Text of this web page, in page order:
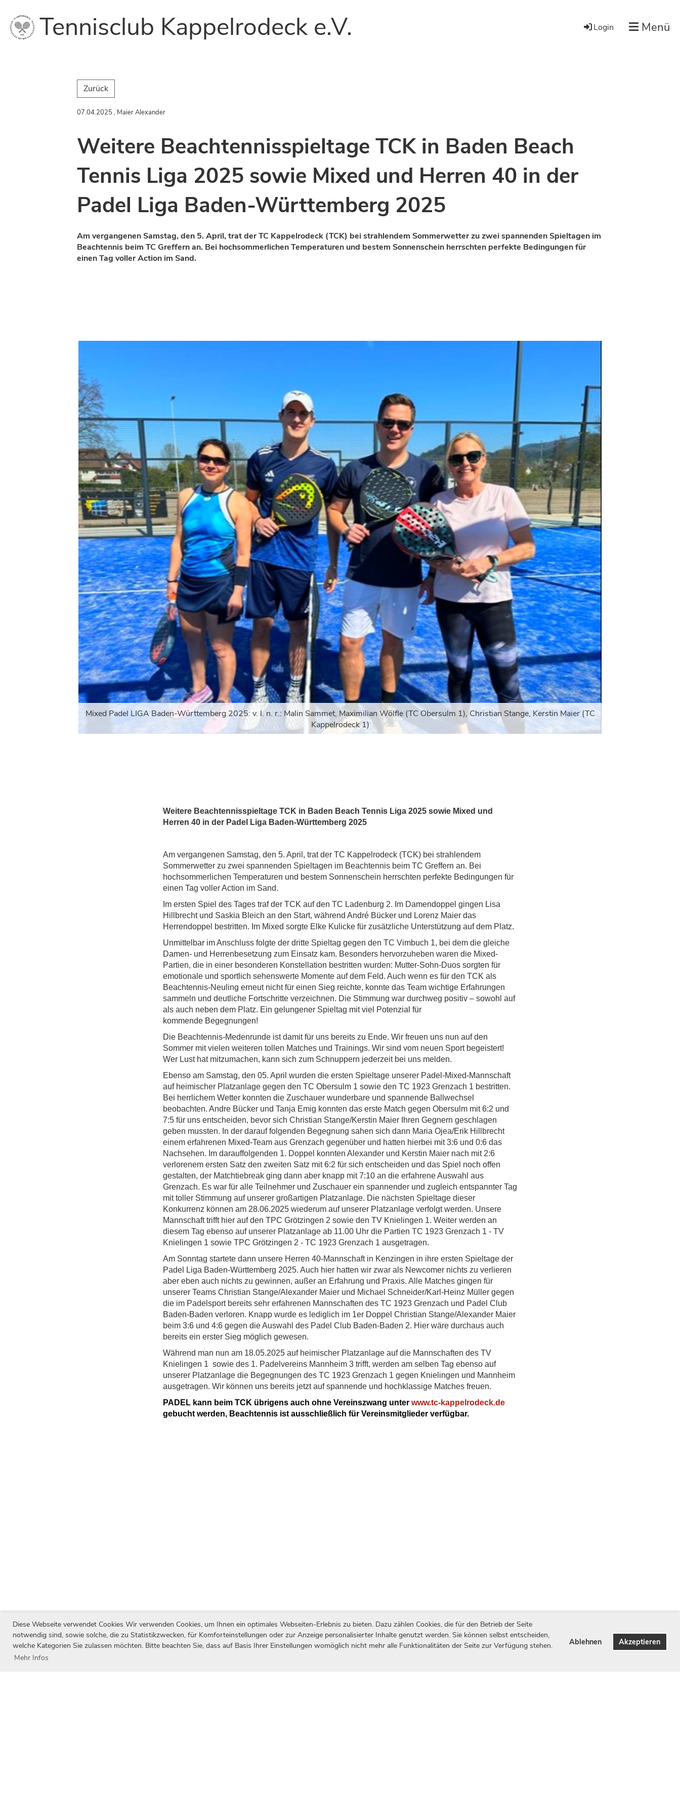
Diese Webseite verwendet Cookies Wir verwenden Cookies, um Ihnen ein optimales Webseiten-Erlebnis zu bieten. Dazu zählen Cookies, die für den Betrieb der Seite
notwendig sind, sowie solche, die zu Statistikzwecken, für Komforteinstellungen oder zur Anzeige personalisierter Inhalte genutzt werden. Sie können selbst entscheiden,
welche Kategorien Sie zulassen möchten. Bitte beachten Sie, dass auf Basis Ihrer Einstellungen womöglich nicht mehr alle Funktionalitäten der Seite zur Verfügung stehen.
Mehr Infos
Ablehnen Akzeptieren
Tennisclub Kappelrodeck e.V. Login Menü
Zurück
07.04.2025 , Maier Alexander
Weitere Beachtennisspieltage TCK in Baden Beach
Tennis Liga 2025 sowie Mixed und Herren 40 in der
Padel Liga Baden-Württemberg 2025
Am vergangenen Samstag, den 5. April, trat der TC Kappelrodeck (TCK) bei strahlendem Sommerwetter zu zwei spannenden Spieltagen im
Beachtennis beim TC Greffern an. Bei hochsommerlichen Temperaturen und bestem Sonnenschein herrschten perfekte Bedingungen für
einen Tag voller Action im Sand.
Mixed Padel LIGA Baden-Württemberg 2025: v. l. n. r.: Malin Sammet, Maximilian Wölfle (TC Obersulm 1), Christian Stange, Kerstin Maier (TC
Kappelrodeck 1)
Weitere Beachtennisspieltage TCK in Baden Beach Tennis Liga 2025 sowie Mixed und
Herren 40 in der Padel Liga Baden-Württemberg 2025
Am vergangenen Samstag, den 5. April, trat der TC Kappelrodeck (TCK) bei strahlendem
Sommerwetter zu zwei spannenden Spieltagen im Beachtennis beim TC Greffern an. Bei
hochsommerlichen Temperaturen und bestem Sonnenschein herrschten perfekte Bedingungen für
einen Tag voller Action im Sand.
Im ersten Spiel des Tages traf der TCK auf den TC Ladenburg 2. Im Damendoppel gingen Lisa
Hillbrecht und Saskia Bleich an den Start, während André Bücker und Lorenz Maier das
Herrendoppel bestritten. Im Mixed sorgte Elke Kulicke für zusätzliche Unterstützung auf dem Platz.
Unmittelbar im Anschluss folgte der dritte Spieltag gegen den TC Vimbuch 1, bei dem die gleiche
Damen- und Herrenbesetzung zum Einsatz kam. Besonders hervorzuheben waren die Mixed-
Partien, die in einer besonderen Konstellation bestritten wurden: Mutter-Sohn-Duos sorgten für
emotionale und sportlich sehenswerte Momente auf dem Feld. Auch wenn es für den TCK als
Beachtennis-Neuling erneut nicht für einen Sieg reichte, konnte das Team wichtige Erfahrungen
sammeln und deutliche Fortschritte verzeichnen. Die Stimmung war durchweg positiv – sowohl auf
als auch neben dem Platz. Ein gelungener Spieltag mit viel Potenzial für
kommende Begegnungen!
Die Beachtennis-Medenrunde ist damit für uns bereits zu Ende. Wir freuen uns nun auf den
Sommer mit vielen weiteren tollen Matches und Trainings. Wir sind vom neuen Sport begeistert!
Wer Lust hat mitzumachen, kann sich zum Schnuppern jederzeit bei uns melden.
Ebenso am Samstag, den 05. April wurden die ersten Spieltage unserer Padel-Mixed-Mannschaft
auf heimischer Platzanlage gegen den TC Obersulm 1 sowie den TC 1923 Grenzach 1 bestritten.
Bei herrlichem Wetter konnten die Zuschauer wunderbare und spannende Ballwechsel
beobachten. Andre Bücker und Tanja Emig konnten das erste Match gegen Obersulm mit 6:2 und
7:5 für uns entscheiden, bevor sich Christian Stange/Kerstin Maier Ihren Gegnern geschlagen
geben mussten. In der darauf folgenden Begegnung sahen sich dann Maria Ojea/Erik Hillbrecht
einem erfahrenen Mixed-Team aus Grenzach gegenüber und hatten hierbei mit 3:6 und 0:6 das
Nachsehen. Im darauffolgenden 1. Doppel konnten Alexander und Kerstin Maier nach mit 2:6
verlorenem ersten Satz den zweiten Satz mit 6:2 für sich entscheiden und das Spiel noch offen
gestalten, der Matchtiebreak ging dann aber knapp mit 7:10 an die erfahrene Auswahl aus
Grenzach. Es war für alle Teilnehmer und Zuschauer ein spannender und zugleich entspannter Tag
mit toller Stimmung auf unserer großartigen Platzanlage. Die nächsten Spieltage dieser
Konkurrenz können am 28.06.2025 wiederum auf unserer Platzanlage verfolgt werden. Unsere
Mannschaft trifft hier auf den TPC Grötzingen 2 sowie den TV Knielingen 1. Weiter werden an
diesem Tag ebenso auf unserer Platzanlage ab 11.00 Uhr die Partien TC 1923 Grenzach 1 - TV
Knielingen 1 sowie TPC Grötzingen 2 - TC 1923 Grenzach 1 ausgetragen.
Am Sonntag startete dann unsere Herren 40-Mannschaft in Kenzingen in ihre ersten Spieltage der
Padel Liga Baden-Württemberg 2025. Auch hier hatten wir zwar als Newcomer nichts zu verlieren
aber eben auch nichts zu gewinnen, außer an Erfahrung und Praxis. Alle Matches gingen für
unserer Teams Christian Stange/Alexander Maier und Michael Schneider/Karl-Heinz Müller gegen
die im Padelsport bereits sehr erfahrenen Mannschaften des TC 1923 Grenzach und Padel Club
Baden-Baden verloren. Knapp wurde es lediglich im 1er Doppel Christian Stange/Alexander Maier
beim 3:6 und 4:6 gegen die Auswahl des Padel Club Baden-Baden 2. Hier wäre durchaus auch
bereits ein erster Sieg möglich gewesen.
Während man nun am 18.05.2025 auf heimischer Platzanlage auf die Mannschaften des TV
Knielingen 1 sowie des 1. Padelvereins Mannheim 3 trifft, werden am selben Tag ebenso auf
unserer Platzanlage die Begegnungen des TC 1923 Grenzach 1 gegen Knielingen und Mannheim
ausgetragen. Wir können uns bereits jetzt auf spannende und hochklassige Matches freuen.
PADEL kann beim TCK übrigens auch ohne Vereinszwang unter www.tc-kappelrodeck.de
gebucht werden, Beachtennis ist ausschließlich für Vereinsmitglieder verfügbar.